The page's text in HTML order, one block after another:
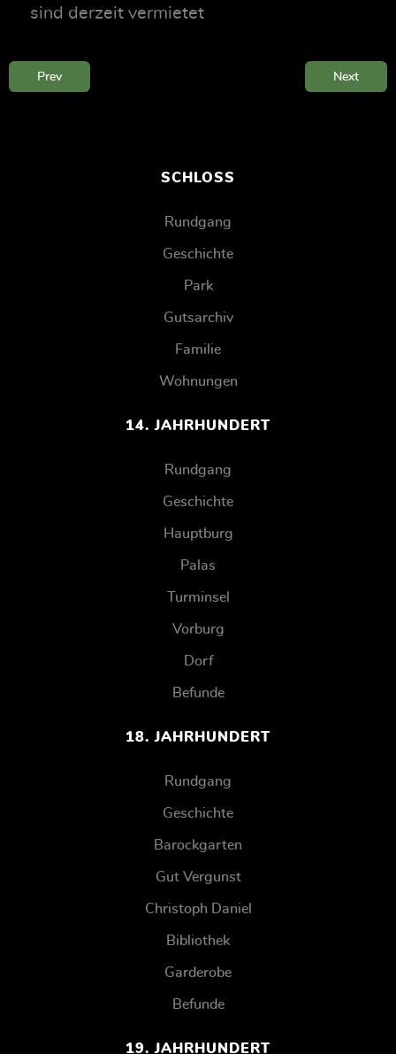
sind derzeit vermietet
Prev Next
SCHLOSS
Rundgang
Geschichte
Park
Gutsarchiv
Familie
Wohnungen
14. JAHRHUNDERT
Rundgang
Geschichte
Hauptburg
Palas
Turminsel
Vorburg
Dorf
Befunde
18. JAHRHUNDERT
Rundgang
Geschichte
Barockgarten
Gut Vergunst
Christoph Daniel
Bibliothek
Garderobe
Befunde
19. JAHRHUNDERT